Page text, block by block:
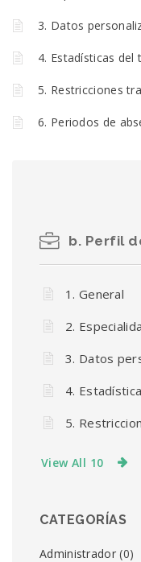
3. Datos
4. Estadísticas del
5. Restricciones
6. Periodos de
b. Perfil
1. General
2.
3. Datos
4.
5.
View All 10
CATEGORÍAS
Administrador(0)